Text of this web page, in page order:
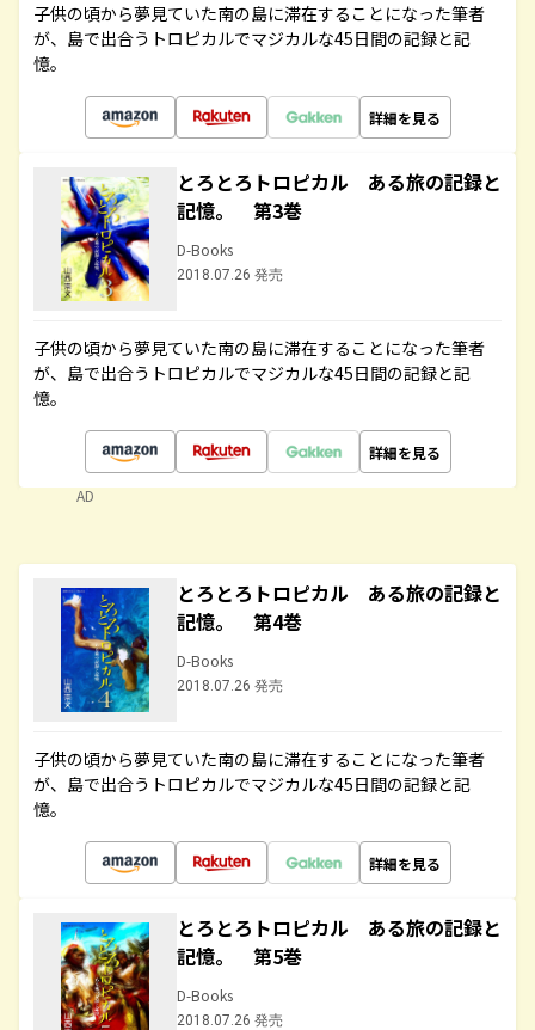
子供の頃から夢見ていた南の島に滞在することになった筆者
が、島で出合うトロピカルでマジカルな45日間の記録と記
憶。
詳細を見る
とろとろトロピカル ある旅の記録と
記憶。 第3巻
D-Books
2018.07.26 発売
子供の頃から夢見ていた南の島に滞在することになった筆者
が、島で出合うトロピカルでマジカルな45日間の記録と記
憶。
詳細を見る
AD
とろとろトロピカル ある旅の記録と
記憶。 第4巻
D-Books
2018.07.26 発売
子供の頃から夢見ていた南の島に滞在することになった筆者
が、島で出合うトロピカルでマジカルな45日間の記録と記
憶。
詳細を見る
とろとろトロピカル ある旅の記録と
記憶。 第5巻
D-Books
2018.07.26 発売